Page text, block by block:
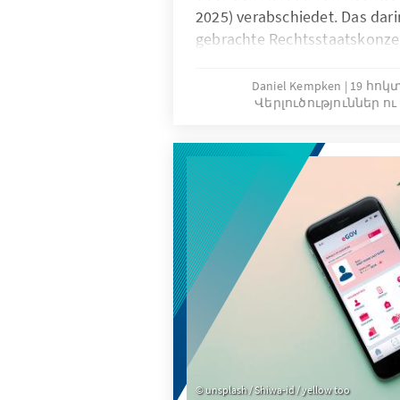
2025) verabschiedet. Das
gebrachte
von Rule of Law. Erklärtes
was bedeutet das? Und wie
Daniel Kempken
19
Վերլուծություններ
unsplash / Shiwa-id / yellow too